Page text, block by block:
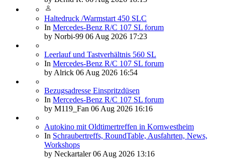
Haltedruck /Warmstart 450 SLC
In Mercedes-Benz R/C 107 SL forum
by Norbi-99 06 Aug 2026 17:23
Leerlauf und Tastverhältnis 560 SL
In Mercedes-Benz R/C 107 SL forum
byAlrick 06 Aug 2026 16:54
Bezugsadresse Einspritzdüsen
In Mercedes-Benz R/C 107 SL forum
by M119_Fan 06 Aug 2026 16:16
Autokino mit Oldtimertreffen in Kornwestheim
In Schraubertreffs, RoundTable, Ausfahrten, News,
Workshops
by Neckartaler 06 Aug 2026 13:16